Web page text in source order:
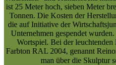
ist 25 Meter hoch, sieben Meter
Tonnen. Die Kosten der
die auf Initiative der
Unternehmen gespendet
Wortspiel. Bei der leuchtenden
Farbton RAL 2004, genannt
man über die Skulptur